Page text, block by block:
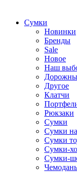
Cумки
Новинки
Бренды
Sale
Новое
Наш
Другое
Клатчи
Рюкзаки
Сумки
Сумки
Сумки
Сумки-
Сумки-